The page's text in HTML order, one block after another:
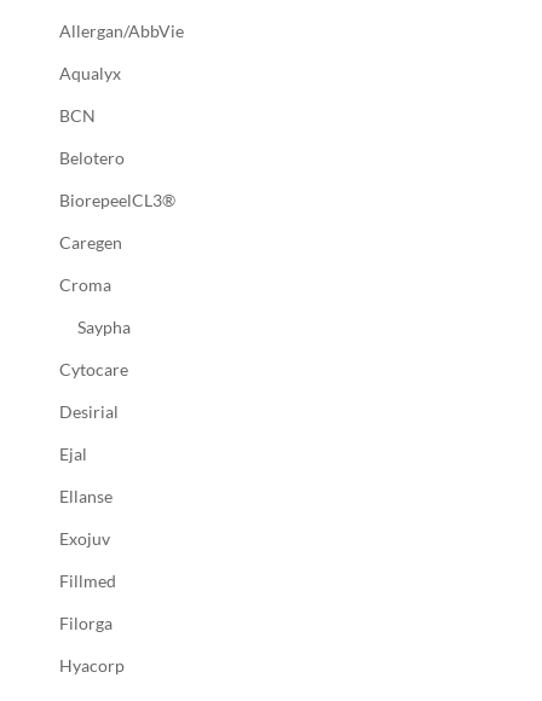
Allergan/AbbVie
Aqualyx
BCN
Belotero
BiorepeelCL3®
Caregen
Croma
Saypha
Cytocare
Desirial
Ejal
Ellanse
Exojuv
Fillmed
Filorga
Hyacorp